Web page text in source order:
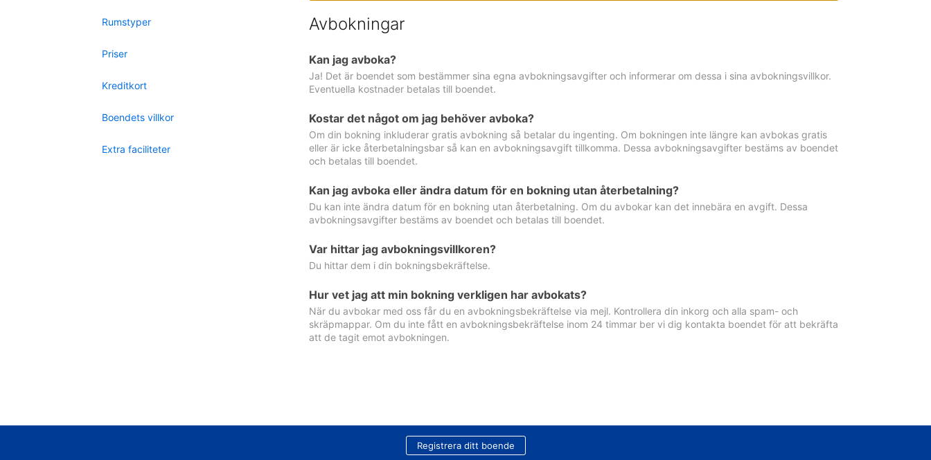
Rumstyper
Priser
Kreditkort
Boendets villkor
Extra faciliteter
Avbokningar
Kan jag avboka?
Ja! Det är boendet som bestämmer sina egna avbokningsavgifter och informerar om dessa i sina avbokningsvillkor.
Eventuella kostnader betalas till boendet.
Kostar det något om jag behöver avboka?
Om din bokning inkluderar gratis avbokning så betalar du ingenting. Om bokningen inte längre kan avbokas gratis
eller är icke återbetalningsbar så kan en avbokningsavgift tillkomma. Dessa avbokningsavgifter bestäms av boendet
och betalas till boendet.
Kan jag avboka eller ändra datum för en bokning utan återbetalning?
Du kan inte ändra datum för en bokning utan återbetalning. Om du avbokar kan det innebära en avgift. Dessa
avbokningsavgifter bestäms av boendet och betalas till boendet.
Var hittar jag avbokningsvillkoren?
Du hittar dem i din bokningsbekräftelse.
Hur vet jag att min bokning verkligen har avbokats?
När du avbokar med oss får du en avbokningsbekräftelse via mejl. Kontrollera din inkorg och alla spam- och
skräpmappar. Om du inte fått en avbokningsbekräftelse inom 24 timmar ber vi dig kontakta boendet för att bekräfta
att de tagit emot avbokningen.
Registrera ditt boende